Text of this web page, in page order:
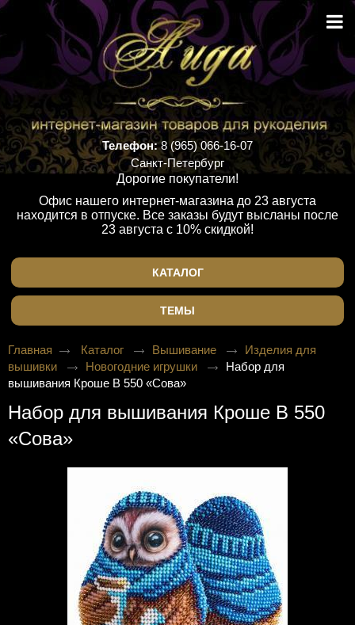
Телефон:8 (965) 066-16-07
Санкт-Петербург
Дорогие покупатели!
Офис нашего интернет-магазина до 23 августа
находится в отпуске. Все заказы будут высланы после
23 августа с 10% скидкой!
КАТАЛОГ
ТЕМЫ
Главная Каталог Вышивание
Изделия для
вышивки
Новогодние игрушки
Набор для
вышивания Кроше В 550 «Сова»
Набор для вышивания Кроше В 550
«Сова»